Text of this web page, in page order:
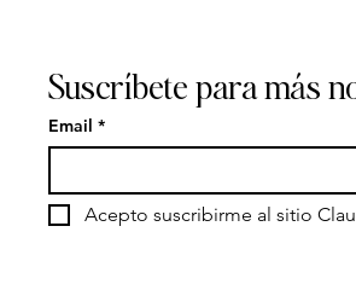
Suscríbete para más
Email *
Acepto suscribirme al sitio